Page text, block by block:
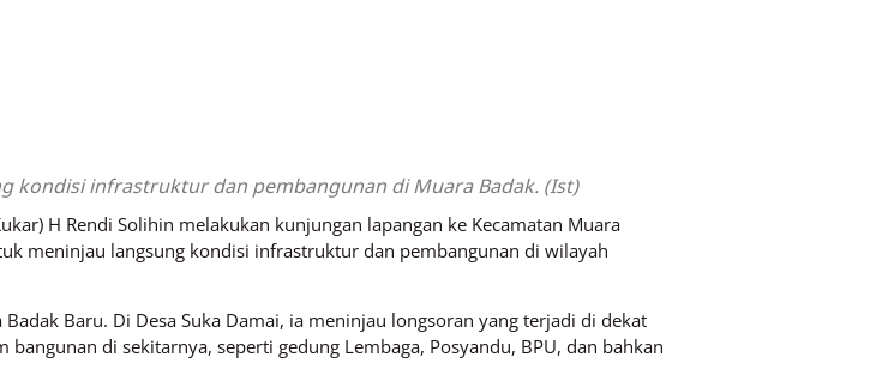
kondisi infrastruktur dan pembangunan di Muara Badak. (Ist)
H Rendi Solihin melakukan kunjungan lapangan ke Kecamatan Muara
meninjau langsung kondisi infrastruktur dan pembangunan di wilayah
Baru. Di Desa Suka Damai, ia meninjau longsoran yang terjadi di dekat
di sekitarnya, seperti gedung Lembaga, Posyandu, BPU, dan bahkan